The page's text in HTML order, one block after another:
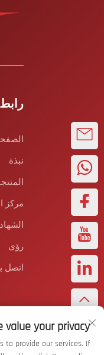
نبذة
مركز
رؤى
اتصل
value your privacy
to provide our services. If